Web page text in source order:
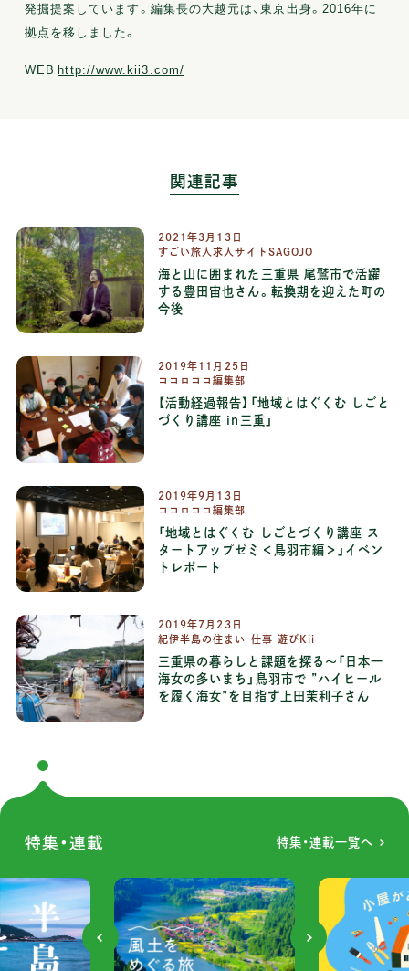
発掘提案しています。編集長の大越元は、東京出身。2016年に
拠点を移しました。
WEB http://www.kii3.com/
関連記事
2021年3月13日
すごい旅人求人サイトSAGOJO
海と山に囲まれた三重県 尾鷲市で活躍
する豊田宙也さん。転換期を迎えた町の
今後
2019年11月25日
ココロココ編集部
【活動経過報告】「地域とはぐくむ しごと
づくり講座 in三重」
2019年9月13日
ココロココ編集部
「地域とはぐくむ しごとづくり講座 ス
タートアップゼミ＜鳥羽市編＞」イベン
トレポート
2019年7月23日
紀伊半島の住まい 仕事 遊びKii
三重県の暮らしと課題を探る～「日本一
海女の多いまち」鳥羽市で ”ハイヒール
を履く海女”を目指す上田茉利子さん
特集・連載 特集・連載一覧へ